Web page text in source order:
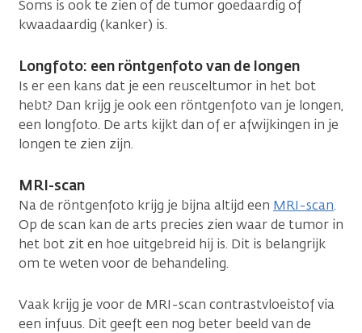
Soms is ook te zien of de tumor goedaardig of
kwaadaardig (kanker) is.
Longfoto: een röntgenfoto van de longen
Is er een kans dat je een reusceltumor in het bot
hebt? Dan krijg je ook een röntgenfoto van je longen,
een longfoto. De arts kijkt dan of er afwijkingen in je
longen te zien zijn.
MRI-scan
Na de röntgenfoto krijg je bijna altijd een MRI-scan.
Op de scan kan de arts precies zien waar de tumor in
het bot zit en hoe uitgebreid hij is. Dit is belangrijk
om te weten voor de behandeling.
Vaak krijg je voor de MRI-scan contrastvloeistof via
een infuus. Dit geeft een nog beter beeld van de